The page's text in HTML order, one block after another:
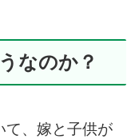
なのか？
て、嫁と子供が